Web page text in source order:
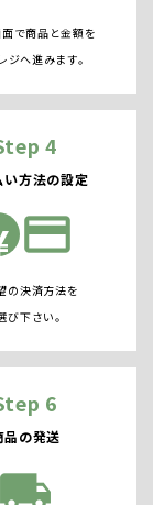
で商品と金額を
ジへ進みます。
4
い方法の設定
credit_card
の決済方法を
び下さい。
6
品の発送
local_shipping